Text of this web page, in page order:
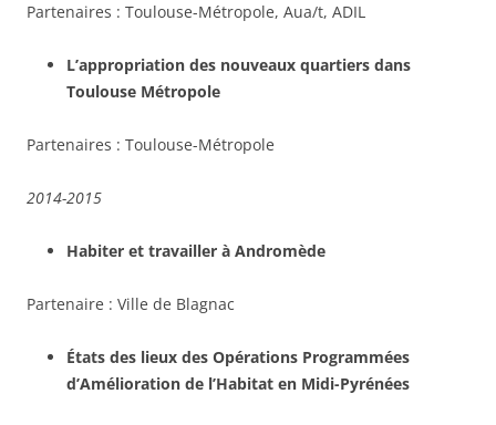
Partenaires : Toulouse-Métropole, Aua/t, ADIL
L’appropriation des nouveaux quartiers dans
Toulouse Métropole
Partenaires : Toulouse-Métropole
2014-2015
Habiter et travailler à Andromède
Partenaire : Ville de Blagnac
États des lieux des Opérations Programmées
d’Amélioration de l’Habitat en Midi-Pyrénées